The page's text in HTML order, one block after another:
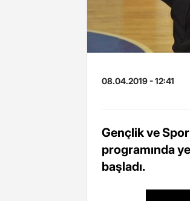
08.04.2019 - 12:41
Gençlik ve
programında
başladı.